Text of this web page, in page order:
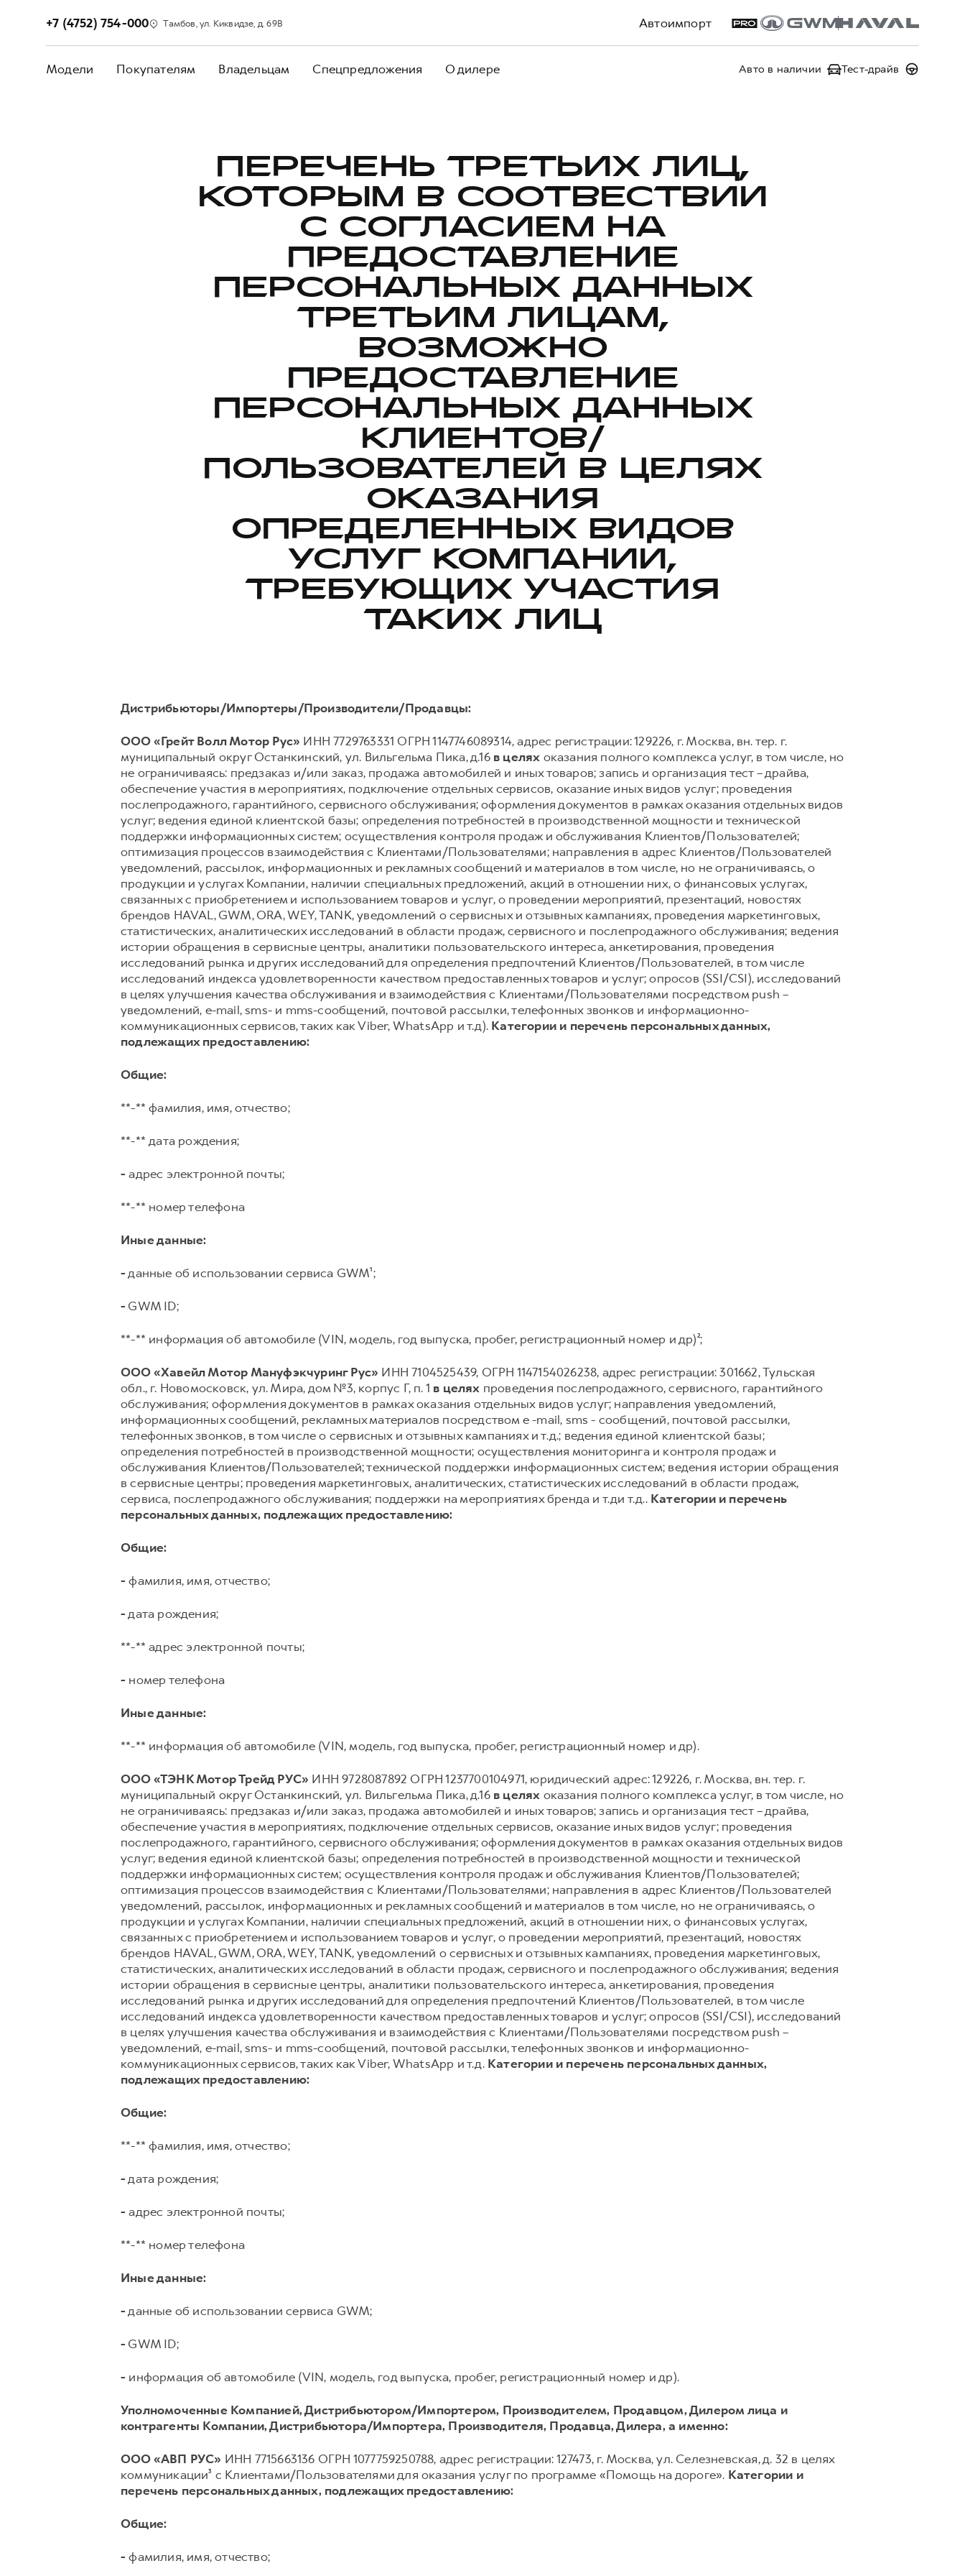
Автоимпорт
+7 (4752) 754-000 Тамбов, ул. Киквидзе, д. 69В
Модели Покупателям Владельцам Спецпредложения О дилере Авто в наличии Тест-драйв
ПЕРЕЧЕНЬ ТРЕТЬИХ ЛИЦ,
КОТОРЫМ В СООТВЕСТВИИ
С СОГЛАСИЕМ НА
ПРЕДОСТАВЛЕНИЕ
ПЕРСОНАЛЬНЫХ ДАННЫХ
ТРЕТЬИМ ЛИЦАМ,
ВОЗМОЖНО
ПРЕДОСТАВЛЕНИЕ
ПЕРСОНАЛЬНЫХ ДАННЫХ
КЛИЕНТОВ/
ПОЛЬЗОВАТЕЛЕЙ В ЦЕЛЯХ
ОКАЗАНИЯ
ОПРЕДЕЛЕННЫХ ВИДОВ
УСЛУГ КОМПАНИИ,
ТРЕБУЮЩИХ УЧАСТИЯ
ТАКИХ ЛИЦ
Дистрибьюторы/Импортеры/Производители/Продавцы:
ООО «Грейт Волл Мотор Рус» ИНН 7729763331 ОГРН 1147746089314, адрес регистрации: 129226, г. Москва, вн. тер. г.
муниципальный округ Останкинский, ул. Вильгельма Пика, д.16 в целях оказания полного комплекса услуг, в том числе, но
не ограничиваясь: предзаказ и/или заказ, продажа автомобилей и иных товаров; запись и организация тест – драйва,
обеспечение участия в мероприятиях, подключение отдельных сервисов, оказание иных видов услуг; проведения
послепродажного, гарантийного, сервисного обслуживания; оформления документов в рамках оказания отдельных видов
услуг; ведения единой клиентской базы; определения потребностей в производственной мощности и технической
поддержки информационных систем; осуществления контроля продаж и обслуживания Клиентов/Пользователей;
оптимизация процессов взаимодействия с Клиентами/Пользователями; направления в адрес Клиентов/Пользователей
уведомлений, рассылок, информационных и рекламных сообщений и материалов в том числе, но не ограничиваясь, о
продукции и услугах Компании, наличии специальных предложений, акций в отношении них, о финансовых услугах,
связанных с приобретением и использованием товаров и услуг, о проведении мероприятий, презентаций, новостях
брендов HAVAL, GWM, ORA, WEY, TANK, уведомлений о сервисных и отзывных кампаниях, проведения маркетинговых,
статистических, аналитических исследований в области продаж, сервисного и послепродажного обслуживания; ведения
истории обращения в сервисные центры, аналитики пользовательского интереса, анкетирования, проведения
исследований рынка и других исследований для определения предпочтений Клиентов/Пользователей, в том числе
исследований индекса удовлетворенности качеством предоставленных товаров и услуг; опросов (SSI/CSI), исследований
в целях улучшения качества обслуживания и взаимодействия с Клиентами/Пользователями посредством push –
уведомлений, e-mail, sms- и mms-сообщений, почтовой рассылки, телефонных звонков и информационно-
коммуникационных сервисов, таких как Viber, WhatsApp и т.д). Категории и перечень персональных данных,
подлежащих предоставлению:
Общие:
**-** фамилия, имя, отчество;
**-** дата рождения;
- адрес электронной почты;
**-** номер телефона
Иные данные:
-данные об использовании сервиса GWM¹;
- GWM ID;
**-** информация об автомобиле (VIN, модель, год выпуска, пробег, регистрационный номер и др)²;
ООО «Хавейл Мотор Мануфэкчуринг Рус» ИНН 7104525439, ОГРН 1147154026238, адрес регистрации: 301662, Тульская
обл., г. Новомосковск, ул. Мира, дом №3, корпус Г, п. 1 в целях проведения послепродажного, сервисного, гарантийного
обслуживания; оформления документов в рамках оказания отдельных видов услуг; направления уведомлений,
информационных сообщений, рекламных материалов посредством e -mail, sms - сообщений, почтовой рассылки,
телефонных звонков, в том числе о сервисных и отзывных кампаниях и т.д.; ведения единой клиентской базы;
определения потребностей в производственной мощности; осуществления мониторинга и контроля продаж и
обслуживания Клиентов/Пользователей; технической поддержки информационных систем; ведения истории обращения
в сервисные центры; проведения маркетинговых, аналитических, статистических исследований в области продаж,
сервиса, послепродажного обслуживания; поддержки на мероприятиях бренда и т.ди т.д.. Категории и перечень
персональных данных, подлежащих предоставлению:
Общие:
- фамилия, имя, отчество;
-дата рождения;
**-** адрес электронной почты;
- номер телефона
Иные данные:
**-** информация об автомобиле (VIN, модель, год выпуска, пробег, регистрационный номер и др).
ООО «ТЭНК Мотор Трейд РУС» ИНН 9728087892 ОГРН 1237700104971, юридический адрес: 129226, г. Москва, вн. тер. г.
муниципальный округ Останкинский, ул. Вильгельма Пика, д.16 в целях оказания полного комплекса услуг, в том числе, но
не ограничиваясь: предзаказ и/или заказ, продажа автомобилей и иных товаров; запись и организация тест – драйва,
обеспечение участия в мероприятиях, подключение отдельных сервисов, оказание иных видов услуг; проведения
послепродажного, гарантийного, сервисного обслуживания; оформления документов в рамках оказания отдельных видов
услуг; ведения единой клиентской базы; определения потребностей в производственной мощности и технической
поддержки информационных систем; осуществления контроля продаж и обслуживания Клиентов/Пользователей;
оптимизация процессов взаимодействия с Клиентами/Пользователями; направления в адрес Клиентов/Пользователей
уведомлений, рассылок, информационных и рекламных сообщений и материалов в том числе, но не ограничиваясь, о
продукции и услугах Компании, наличии специальных предложений, акций в отношении них, о финансовых услугах,
связанных с приобретением и использованием товаров и услуг, о проведении мероприятий, презентаций, новостях
брендов HAVAL, GWM, ORA, WEY, TANK, уведомлений о сервисных и отзывных кампаниях, проведения маркетинговых,
статистических, аналитических исследований в области продаж, сервисного и послепродажного обслуживания; ведения
истории обращения в сервисные центры, аналитики пользовательского интереса, анкетирования, проведения
исследований рынка и других исследований для определения предпочтений Клиентов/Пользователей, в том числе
исследований индекса удовлетворенности качеством предоставленных товаров и услуг; опросов (SSI/CSI), исследований
в целях улучшения качества обслуживания и взаимодействия с Клиентами/Пользователями посредством push –
уведомлений, e-mail, sms- и mms-сообщений, почтовой рассылки, телефонных звонков и информационно-
коммуникационных сервисов, таких как Viber, WhatsApp и т.д. Категории и перечень персональных данных,
подлежащих предоставлению:
Общие:
**-** фамилия, имя, отчество;
-дата рождения;
- адрес электронной почты;
**-** номер телефона
Иные данные:
-данные об использовании сервиса GWM;
- GWM ID;
- информация об автомобиле (VIN, модель, год выпуска, пробег, регистрационный номер и др).
Уполномоченные Компанией, Дистрибьютором/Импортером, Производителем, Продавцом, Дилером лица и
контрагенты Компании, Дистрибьютора/Импортера, Производителя, Продавца, Дилера,а именно:
ООО «АВП РУС» ИНН 7715663136 ОГРН 1077759250788, адрес регистрации: 127473, г. Москва, ул. Селезневская, д. 32 в целях
коммуникации³ с Клиентами/Пользователями для оказания услуг по программе «Помощь на дороге». Категории и
перечень персональных данных, подлежащих предоставлению:
Общие:
- фамилия, имя, отчество;